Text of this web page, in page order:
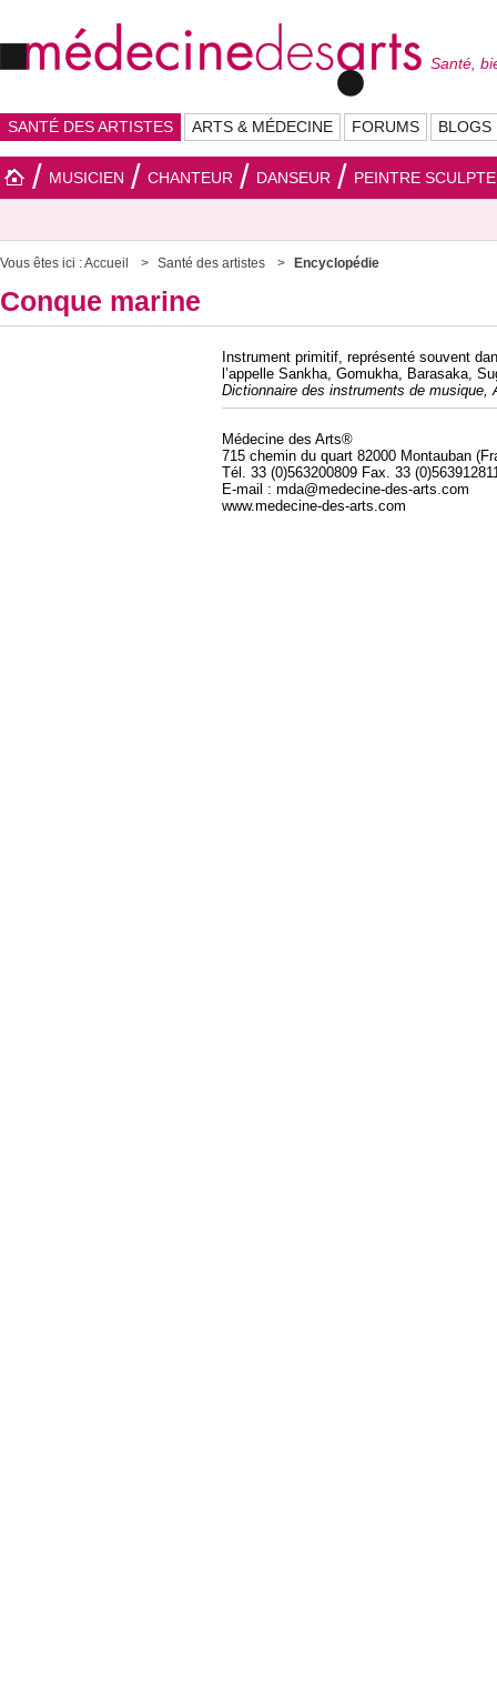
Santé,
SANTÉ DES ARTISTES ARTS & MÉDECINE FORUMS BLOGS
MUSICIEN CHANTEUR DANSEUR PEINTRE
Vous êtes ici :Accueil Santé des artistes Encyclopédie
Conque marine
Instrument primitif, représenté souvent
l’appelle Sankha, Gomukha, Barasaka,
Dictionnaire des instruments de musique,
Médecine des Arts®
715 chemin du quart 82000 Montauban
Tél. 33 (0)563200809 Fax. 33
E-mail : mda@medecine-des-arts.com
www.medecine-des-arts.com